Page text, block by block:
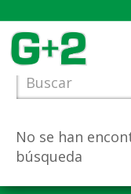
No se han
búsqueda